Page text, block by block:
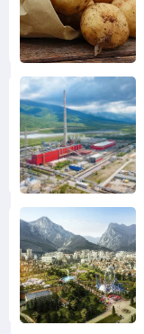
Снимка:
Пиксабей